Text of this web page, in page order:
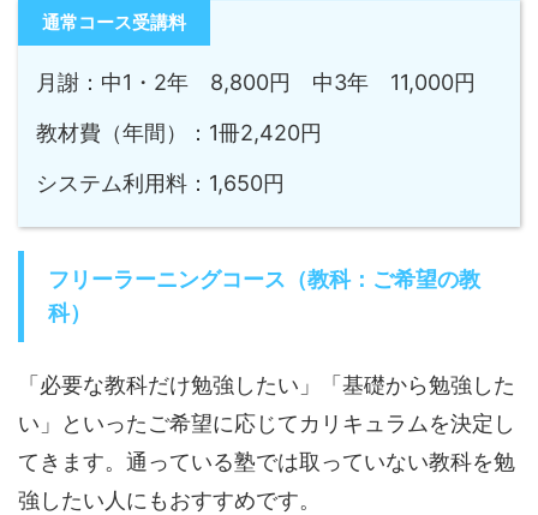
通常コース受講料
月謝：中1・2年 8,800円 中3年 11,000円
教材費（年間）：1冊2,420円
システム利用料：1,650円
フリーラーニングコース（教科：ご希望の教
科）
「必要な教科だけ勉強したい」「基礎から勉強した
い」といったご希望に応じてカリキュラムを決定し
てきます。通っている塾では取っていない教科を勉
強したい人にもおすすめです。